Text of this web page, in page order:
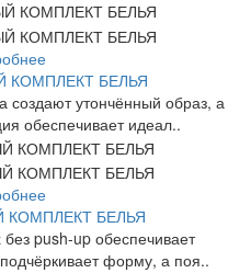
КОМПЛЕКТ БЕЛЬЯ
создают утончённый образ, а
обеспечивает идеал..
КОМПЛЕКТ БЕЛЬЯ
без push-up обеспечивает
форму, а поя..